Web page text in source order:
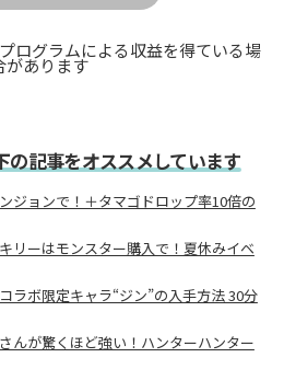
ログラムによる収益を得ている場
があります
の記事をオススメしています
ジョンで！＋タマゴドロップ率10倍の
リーはモンスター購入で！夏休みイベ
ラボ限定キャラ“ジン”の入手方法 30分
んが驚くほど強い！ハンターハンター